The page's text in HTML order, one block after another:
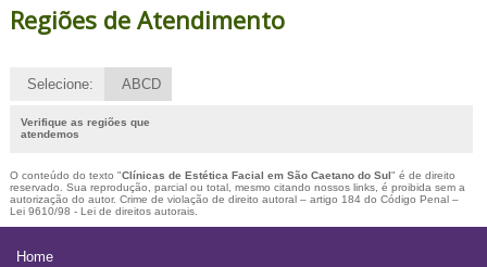
Regiões de Atendimento
Selecione: ABCD
Verifique as regiões que
atendemos
O conteúdo do texto "Clínicas de Estética Facial em São Caetano do Sul " é de direito
reservado. Sua reprodução, parcial ou total, mesmo citando nossos links, é proibida sem a
autorização do autor. Crime de violação de direito autoral – artigo 184 do Código Penal –
Lei 9610/98 - Lei de direitos autorais.
Home